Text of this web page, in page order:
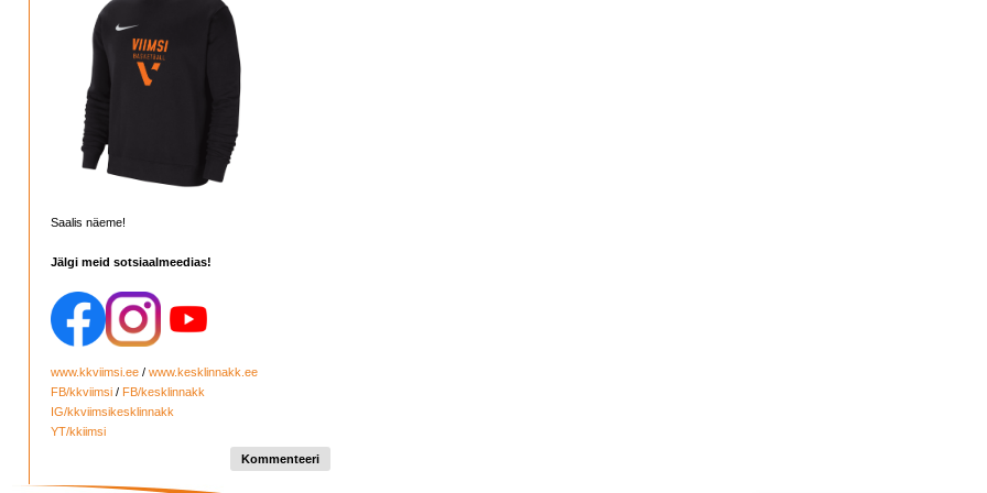
Saalis näeme!
Jälgi meid sotsiaalmeedias!
www.kkviimsi.ee / www.kesklinnakk.ee
FB/kkviimsi / FB/kesklinnakk
IG/kkviimsikesklinnakk
YT/kkiimsi
Kommenteeri